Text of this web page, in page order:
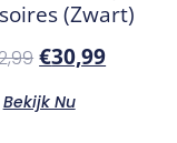
(Zwart)
€30,99
Bekijk Nu